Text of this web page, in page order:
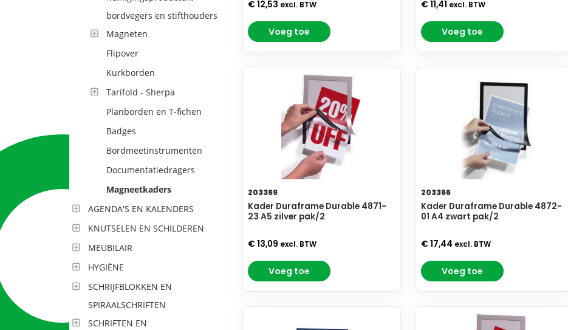
bordvegers en stifthouders
Magneten
Flipover
Kurkborden
Tarifold - Sherpa
Planborden en T-fichen
Badges
Bordmeetinstrumenten
Documentatiedragers
Magneetkaders
AGENDA'S EN KALENDERS
KNUTSELEN EN SCHILDEREN
MEUBILAIR
HYGIËNE
SCHRIJFBLOKKEN EN
SPIRAALSCHRIFTEN
SCHRIFTEN EN
€ 12,53 excl. BTW
Voeg toe
€ 11,41 excl. BTW
Voeg toe
203369
Kader Duraframe Durable 4871-
23 A5 zilver pak/2
€ 13,09 excl. BTW
Voeg toe
203366
Kader Duraframe Durable 4872-
01 A4 zwart pak/2
€ 17,44 excl. BTW
Voeg toe